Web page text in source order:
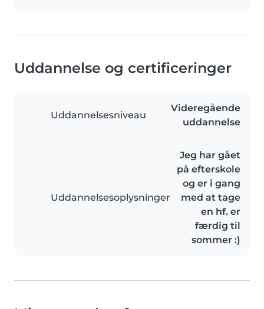
Uddannelse og certificeringer
Uddannelsesniveau
Videregående
uddannelse
Uddannelsesoplysninger
Jeg har gået
på efterskole
og er i gang
med at tage
en hf. er
færdig til
sommer :)